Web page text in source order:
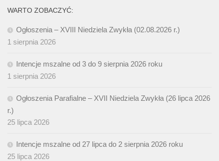
WARTO ZOBACZYĆ:
Ogłoszenia – XVIII Niedziela Zwykła (02.08.2026 r.)
1 sierpnia 2026
Intencje mszalne od 3 do 9 sierpnia 2026 roku
1 sierpnia 2026
Ogłoszenia Parafialne – XVII Niedziela Zwykła (26 lipca 2026
r.)
25 lipca 2026
Intencje mszalne od 27 lipca do 2 sierpnia 2026 roku
25 lipca 2026